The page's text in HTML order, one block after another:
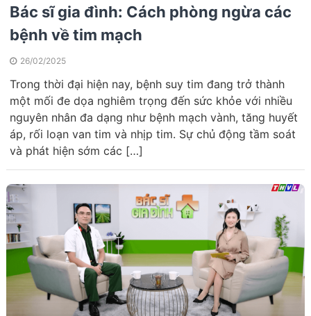
Bác sĩ gia đình: Cách phòng ngừa các
bệnh về tim mạch
26/02/2025
Trong thời đại hiện nay, bệnh suy tim đang trở thành
một mối đe dọa nghiêm trọng đến sức khỏe với nhiều
nguyên nhân đa dạng như bệnh mạch vành, tăng huyết
áp, rối loạn van tim và nhịp tim. Sự chủ động tầm soát
và phát hiện sớm các […]